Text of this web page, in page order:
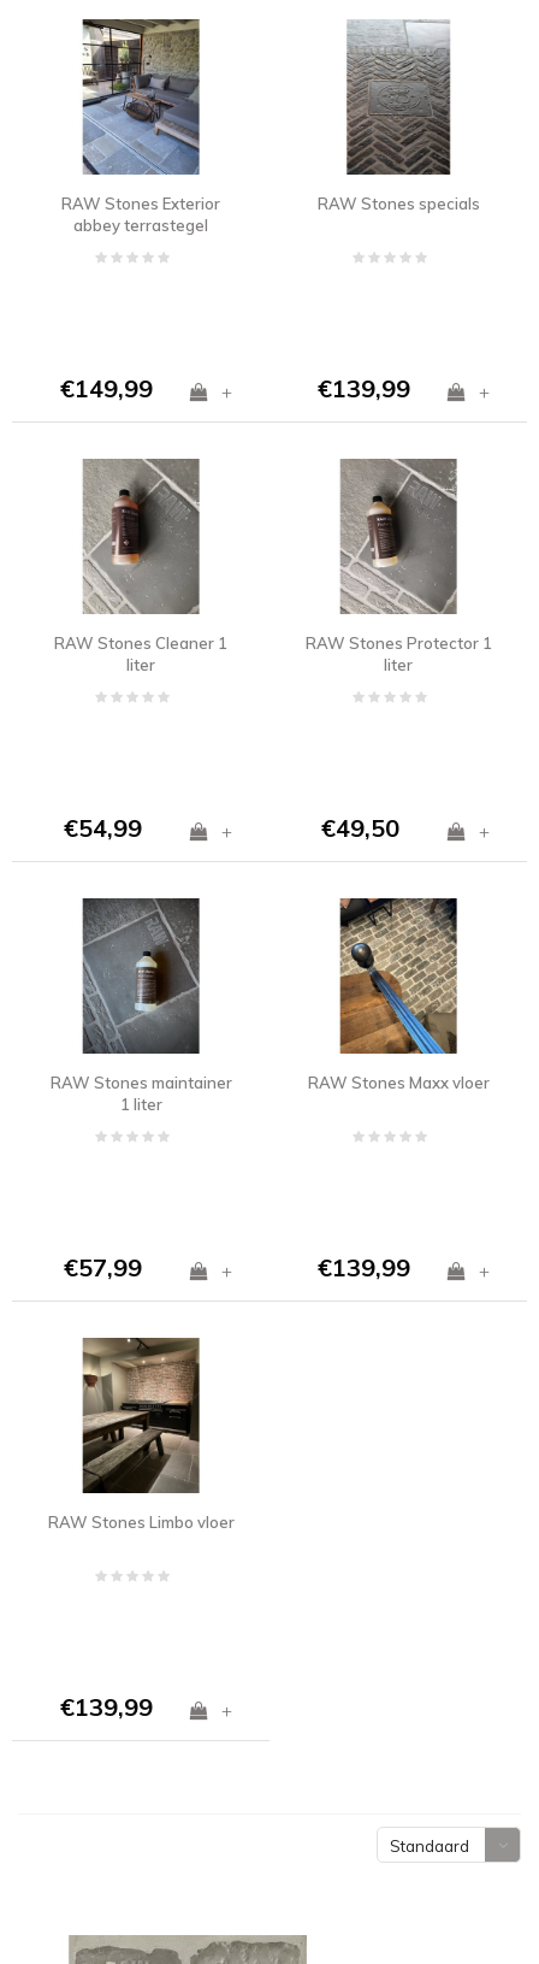
RAW Stones Exterior
abbey terrastegel
€149,99 +
RAW Stones specials
€139,99 +
RAW Stones Cleaner 1
liter
€54,99 +
RAW Stones Protector 1
liter
€49,50 +
RAW Stones maintainer
1 liter
€57,99 +
RAW Stones Maxx vloer
€139,99 +
RAW Stones Limbo vloer
€139,99 +
Standaard